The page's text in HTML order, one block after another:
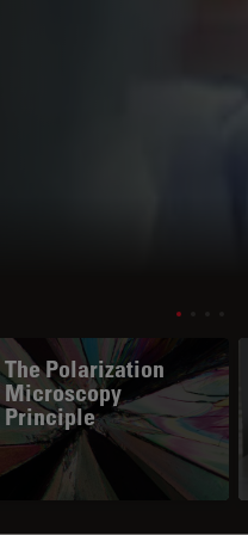
The Polarization
Microscopy
Principle